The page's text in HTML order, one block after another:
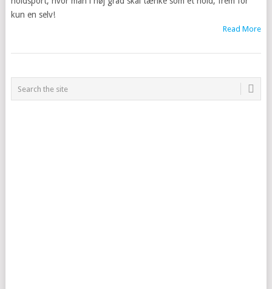
kun en selv!
Read More
POSTS
NAVIGATION